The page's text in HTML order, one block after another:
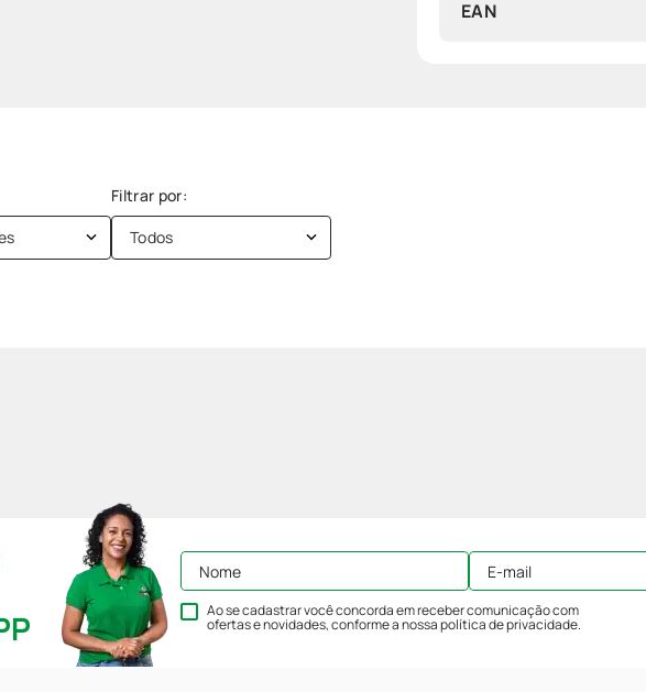
EAN
Todos
Ao se cadastrar você concorda em receber comunicação com
ofertas e novidades, conforme a nossapolítica de privacidade.